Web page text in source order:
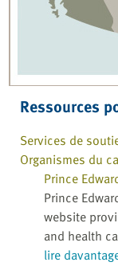
Ressources
Services de
Organismes du
Prince
Prince
website
and health
lire